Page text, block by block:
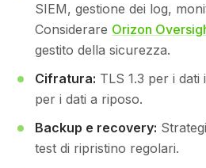
SIEM, gestione dei log,
Considerare Orizon
gestito della sicurezza.
Cifratura: TLS 1.3 per i
per i dati a riposo.
Backup e recovery:
test di ripristino regolari.